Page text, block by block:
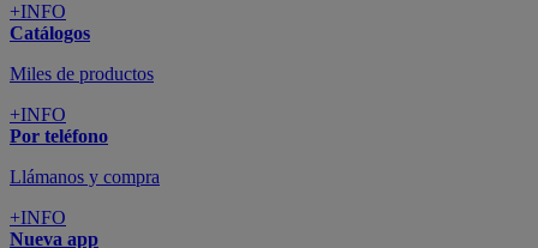
+INFO
Catálogos
Miles de productos
+INFO
Por teléfono
Llámanos y compra
+INFO
Nueva app